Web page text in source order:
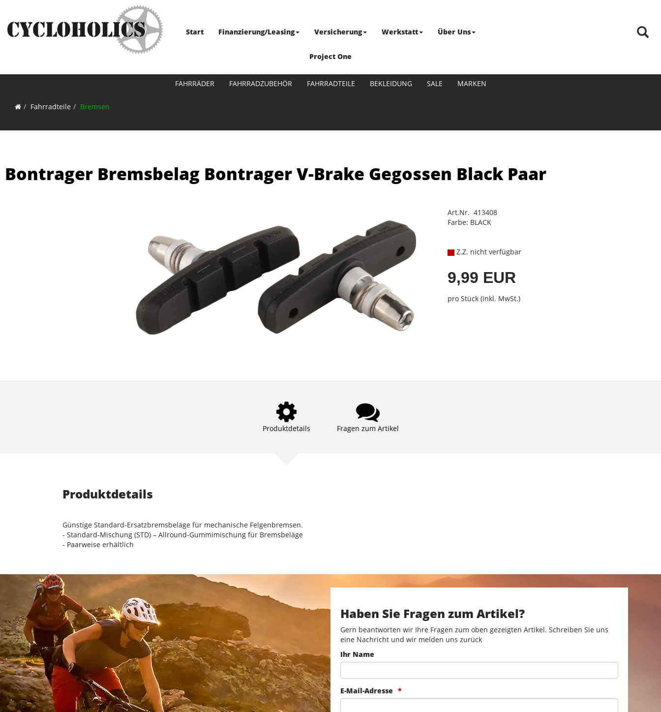
Start Finanzierung/Leasing Versicherung Werkstatt Über Uns
Project One
FAHRRÄDER FAHRRADZUBEHÖR FAHRRADTEILE BEKLEIDUNG SALE MARKEN
Fahrradteile Bremsen
Bontrager Bremsbelag Bontrager V-Brake Gegossen Black Paar
Art.Nr. 413408
Farbe: BLACK
Z.Z. nicht verfügbar
9,99 EUR
pro Stück (inkl. MwSt.)
Produktdetails Fragen zum Artikel
Produktdetails
Günstige Standard-Ersatzbremsbeläge für mechanische Felgenbremsen.
- Standard-Mischung (STD) – Allround-Gummimischung für Bremsbeläge
- Paarweise erhältlich
Haben Sie Fragen zum Artikel?
Gern beantworten wir Ihre Fragen zum oben gezeigten Artikel. Schreiben Sie uns
eine Nachricht und wir melden uns zurück
Ihr Name
E-Mail-Adresse